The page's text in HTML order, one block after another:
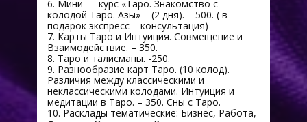
6. Мини — курс «Таро. Знакомство с
колодой Таро. Азы» – (2 дня). – 500. ( в
подарок экспресс – консультация)
7. Карты Таро и Интуиция. Совмещение и
Взаимодействие. – 350.
8. Таро и талисманы. -250.
9. Разнообразие карт Таро. (10 колод).
Различия между классическими и
неклассическими колодами. Интуиция и
медитации в Таро. – 350. Сны с Таро.
10. Расклады тематические: Бизнес, Работа,